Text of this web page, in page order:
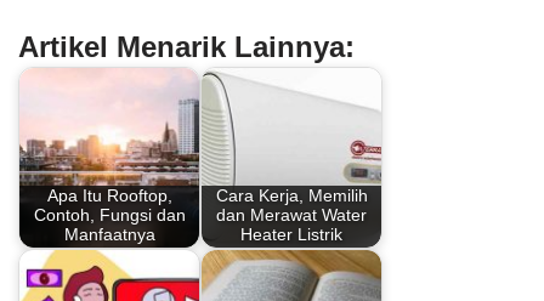
c
b
o
o
k
er
e
st
at
s
A
p
p
k
e
ar
e
Artikel Menarik Lainnya:
Apa Itu Rooftop,
Contoh, Fungsi dan
Manfaatnya
Cara Kerja, Memilih
dan Merawat Water
Heater Listrik